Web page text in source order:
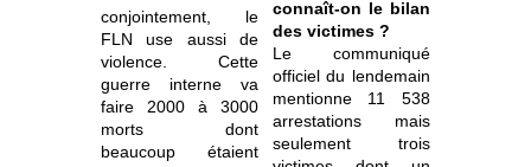
conjointement, le
FLN use aussi de
violence. Cette
guerre interne va
faire 2000 à 3000
morts dont
beaucoup étaient
connaît-on le bilan
des victimes ?
Le communiqué
officiel du lendemain
mentionne 11 538
arrestations mais
seulement trois